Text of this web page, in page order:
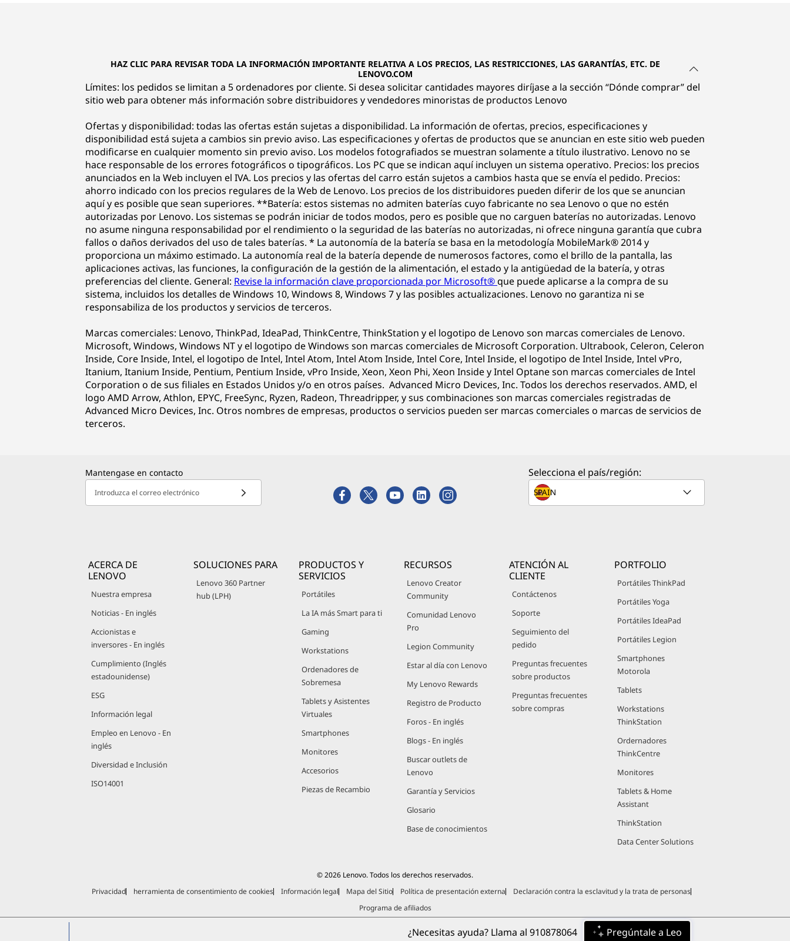
HAZ CLIC PARA REVISAR TODA LA INFORMACIÓN IMPORTANTE RELATIVA A LOS PRECIOS, LAS RESTRICCIONES, LAS GARANTÍAS, ETC. DE
LENOVO.COM
Límites: los pedidos se limitan a 5 ordenadores por cliente. Si desea solicitar cantidades mayores diríjase a la sección “Dónde comprar” del
sitio web para obtener más información sobre distribuidores y vendedores minoristas de productos Lenovo
Ofertas y disponibilidad: todas las ofertas están sujetas a disponibilidad. La información de ofertas, precios, especificaciones y
disponibilidad está sujeta a cambios sin previo aviso. Las especificaciones y ofertas de productos que se anuncian en este sitio web pueden
modificarse en cualquier momento sin previo aviso. Los modelos fotografiados se muestran solamente a título ilustrativo. Lenovo no se
hace responsable de los errores fotográficos o tipográficos. Los PC que se indican aquí incluyen un sistema operativo. Precios: los precios
anunciados en la Web incluyen el IVA. Los precios y las ofertas del carro están sujetos a cambios hasta que se envía el pedido. Precios:
ahorro indicado con los precios regulares de la Web de Lenovo. Los precios de los distribuidores pueden diferir de los que se anuncian
aquí y es posible que sean superiores. **Batería: estos sistemas no admiten baterías cuyo fabricante no sea Lenovo o que no estén
autorizadas por Lenovo. Los sistemas se podrán iniciar de todos modos, pero es posible que no carguen baterías no autorizadas. Lenovo
no asume ninguna responsabilidad por el rendimiento o la seguridad de las baterías no autorizadas, ni ofrece ninguna garantía que cubra
fallos o daños derivados del uso de tales baterías. * La autonomía de la batería se basa en la metodología MobileMark® 2014 y
proporciona un máximo estimado. La autonomía real de la batería depende de numerosos factores, como el brillo de la pantalla, las
aplicaciones activas, las funciones, la configuración de la gestión de la alimentación, el estado y la antigüedad de la batería, y otras
preferencias del cliente. General: Revise la información clave proporcionada por Microsoft®que puede aplicarse a la compra de su
sistema, incluidos los detalles de Windows 10, Windows 8, Windows 7 y las posibles actualizaciones. Lenovo no garantiza ni se
responsabiliza de los productos y servicios de terceros.
Marcas comerciales: Lenovo, ThinkPad, IdeaPad, ThinkCentre, ThinkStation y el logotipo de Lenovo son marcas comerciales de Lenovo.
Microsoft, Windows, Windows NT y el logotipo de Windows son marcas comerciales de Microsoft Corporation. Ultrabook, Celeron, Celeron
Inside, Core Inside, Intel, el logotipo de Intel, Intel Atom, Intel Atom Inside, Intel Core, Intel Inside, el logotipo de Intel Inside, Intel vPro,
Itanium, Itanium Inside, Pentium, Pentium Inside, vPro Inside, Xeon, Xeon Phi, Xeon Inside y Intel Optane son marcas comerciales de Intel
Corporation o de sus filiales en Estados Unidos y/o en otros países. Advanced Micro Devices, Inc. Todos los derechos reservados. AMD, el
logo AMD Arrow, Athlon, EPYC, FreeSync, Ryzen, Radeon, Threadripper, y sus combinaciones son marcas comerciales registradas de
Advanced Micro Devices, Inc. Otros nombres de empresas, productos o servicios pueden ser marcas comerciales o marcas de servicios de
terceros.
Mantengase en contacto
Introduzca el correo electrónico
Selecciona el país/región:
ACERCA DE
LENOVO
Nuestra empresa
Noticias - En inglés
Accionistas e
inversores - En inglés
Cumplimiento (Inglés
estadounidense)
ESG
Información legal
Empleo en Lenovo - En
inglés
Diversidad e Inclusión
ISO14001
SOLUCIONES PARA
Lenovo 360 Partner
hub (LPH)
PRODUCTOS Y
SERVICIOS
Portátiles
La IA más Smart para ti
Gaming
Workstations
Ordenadores de
Sobremesa
Tablets y Asistentes
Virtuales
Smartphones
Monitores
Accesorios
Piezas de Recambio
RECURSOS
Lenovo Creator
Community
Comunidad Lenovo
Pro
Legion Community
Estar al día con Lenovo
My Lenovo Rewards
Registro de Producto
Foros - En inglés
Blogs - En inglés
Buscar outlets de
Lenovo
Garantía y Servicios
Glosario
Base de conocimientos
ATENCIÓN AL
CLIENTE
Contáctenos
Soporte
Seguimiento del
pedido
Preguntas frecuentes
sobre productos
Preguntas frecuentes
sobre compras
PORTFOLIO
Portátiles ThinkPad
Portátiles Yoga
Portátiles IdeaPad
Portátiles Legion
Smartphones
Motorola
Tablets
Workstations
ThinkStation
Ordernadores
ThinkCentre
Monitores
Tablets & Home
Assistant
ThinkStation
Data Center Solutions
© 2026 Lenovo. Todos los derechos reservados.
Privacidad
herramienta de consentimiento de cookies Información legal Mapa del Sitio Política de presentación externa
Declaración contra la esclavitud y la trata de personas
Programa de afiliados
¿Necesitas ayuda? Llama al 910878064 Pregúntale a Leo